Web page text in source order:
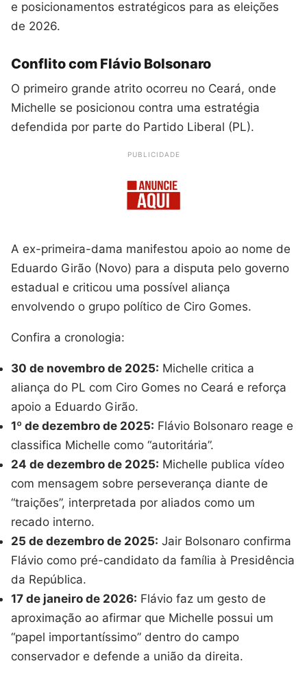
e posicionamentos estratégicos para as eleições
de 2026.
Conflito com Flávio Bolsonaro
O primeiro grande atrito ocorreu no Ceará, onde
Michelle se posicionou contra uma estratégia
defendida por parte do Partido Liberal (PL).
PUBLICIDADE
A ex-primeira-dama manifestou apoio ao nome de
Eduardo Girão (Novo) para a disputa pelo governo
estadual e criticou uma possível aliança
envolvendo o grupo político de Ciro Gomes.
Confira a cronologia:
30 de novembro de 2025: Michelle critica a
aliança do PL com Ciro Gomes no Ceará e reforça
apoio a Eduardo Girão.
1º de dezembro de 2025: Flávio Bolsonaro reage e
classifica Michelle como “autoritária”.
24 de dezembro de 2025: Michelle publica vídeo
com mensagem sobre perseverança diante de
“traições”, interpretada por aliados como um
recado interno.
25 de dezembro de 2025: Jair Bolsonaro confirma
Flávio como pré-candidato da família à Presidência
da República.
17 de janeiro de 2026: Flávio faz um gesto de
aproximação ao afirmar que Michelle possui um
“papel importantíssimo” dentro do campo
conservador e defende a união da direita.